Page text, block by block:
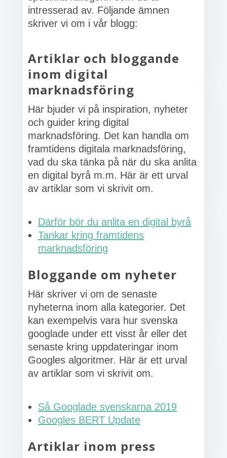
intresserad av. Följande ämnen
skriver vi om i vår blogg:
Artiklar och bloggande
inom digital
marknadsföring
Här bjuder vi på inspiration, nyheter
och guider kring digital
marknadsföring. Det kan handla om
framtidens digitala marknadsföring,
vad du ska tänka på när du ska anlita
en digital byrå m.m. Här är ett urval
av artiklar som vi skrivit om.
Därför bör du anlita en digital byrå
Tankar kring framtidens
marknadsföring
Bloggande om nyheter
Här skriver vi om de senaste
nyheterna inom alla kategorier. Det
kan exempelvis vara hur svenska
googlade under ett visst år eller det
senaste kring uppdateringar inom
Googles algoritmer. Här är ett urval
av artiklar som vi skrivit om.
Så Googlade svenskarna 2019
Googles BERT Update
Artiklar inom press